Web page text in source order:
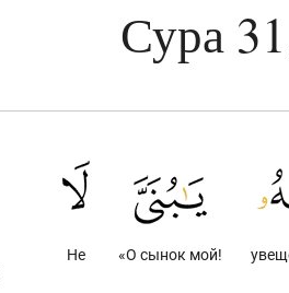
Сура
«О сынок мой!
Не